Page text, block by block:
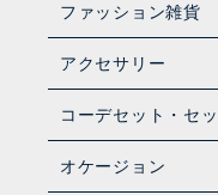
ファッション雑貨
アクセサリー
コーデセット・セ
オケージョン